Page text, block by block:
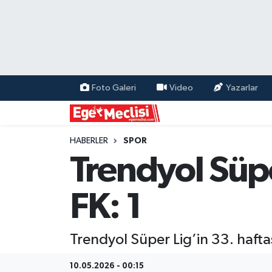
Foto Galeri Video Yazarlar
HABERLER SPOR
Trendyol
FK: 1
Trendyol Süper Lig’in 33.
10.05.2026 - 00:15
EKONOMİ
GÜNCEL
ÖZEL HABER
POLİTİKA
Programlar